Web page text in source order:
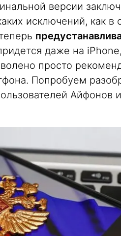
версии
исключений, как в
даже на
просто
Попробуем
Айфонов